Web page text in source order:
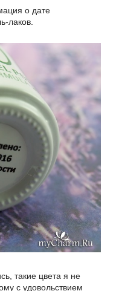
о дате
лаков.
такие цвета я не
с удовольствием